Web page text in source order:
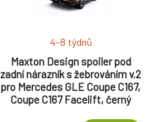
Maxton Design spoiler pod
zadní nárazník s žebrováním v.2
pro Mercedes GLE Coupe C167,
Coupe C167 Facelift, černý
4-8 týdnů